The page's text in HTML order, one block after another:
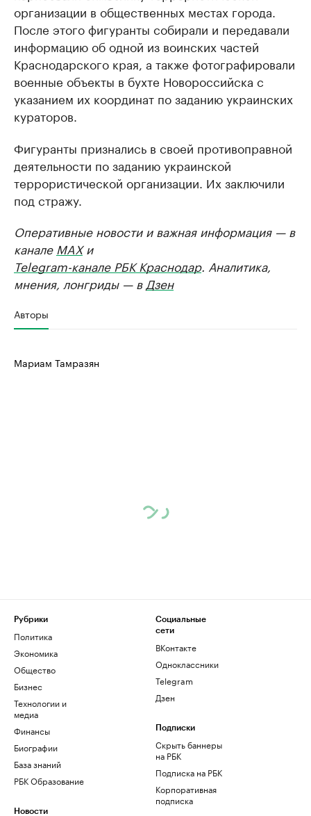
организации в общественных местах города.
После этого фигуранты собирали и передавали
информацию об одной из воинских частей
Краснодарского края, а также фотографировали
военные объекты в бухте Новороссийска с
указанием их координат по заданию украинских
кураторов.
Фигуранты признались в своей противоправной
деятельности по заданию украинской
террористической организации. Их заключили
под стражу.
Оперативные новости и важная информация — в
канале MAXи
Telegram-канале РБК Краснодар. Аналитика,
мнения, лонгриды — в Дзен
Авторы
Мариам Тамразян
Рубрики
Политика
Экономика
Общество
Бизнес
Технологии и
медиа
Финансы
Биографии
База знаний
РБК Образование
Новости
Социальные
сети
ВКонтакте
Одноклассники
Telegram
Дзен
Подписки
Скрыть баннеры
на РБК
Подписка на РБК
Корпоративная
подписка